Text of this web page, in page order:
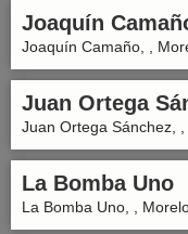
Joaquín
Joaquín Camaño, ,
Juan Ortega
Juan Ortega Sánchez,
La Bomba Uno
La Bomba Uno, ,